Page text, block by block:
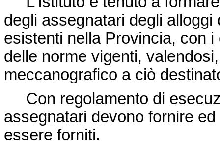
degli assegnatari degli
esistenti nella Provincia, con
delle norme vigenti,
meccanografico a ciò
Con regolamento di
assegnatari devono fornire
essere forniti.